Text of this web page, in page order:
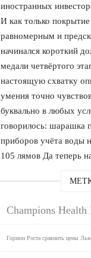
иностранных
И как только
равномерным и
начинался короткий
медали четвёртого
настоящую схватку
умения точно
буквально в любых
говорилось: шарашка
приборов учёта воды
105 лямов Да теперь
Champions Health
Гормон Роста сравнить цены